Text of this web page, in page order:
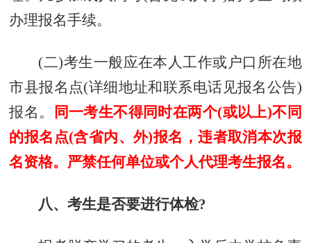
办理报名手续。
(二)考生一般应在本人工作或户口所在地
市县报名点(详细地址和联系电话见报名公告)
报名。
同一考生不得同时在两个(或以上)不同
的报名点(含省内、外)报名，违者取消本次报
名资格。严禁任何单位或个人代理考生报名。
八、考生是否要进行体检?